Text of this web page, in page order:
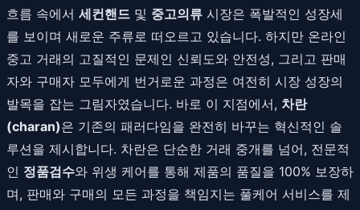
흐름 속에서 세컨핸드 및 중고의류 시장은 폭발적인 성장세
를 보이며 새로운 주류로 떠오르고 있습니다. 하지만 온라인
중고 거래의 고질적인 문제인 신뢰도와 안전성, 그리고 판매
자와 구매자 모두에게 번거로운 과정은 여전히 시장 성장의
발목을 잡는 그림자였습니다. 바로 이 지점에서, 차란
(charan)은 기존의 패러다임을 완전히 바꾸는 혁신적인 솔
루션을 제시합니다. 차란은 단순한 거래 중개를 넘어, 전문적
인 정품검수와 위생 케어를 통해 제품의 품질을 100% 보장하
며, 판매와 구매의 모든 과정을 책임지는 풀케어 서비스를 제